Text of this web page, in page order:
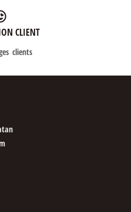
CLIENT
clients